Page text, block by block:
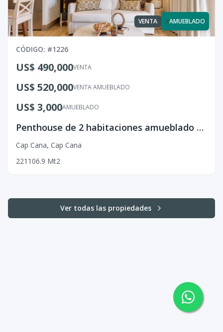
VENTA xAMUEBLADO
CÓDIGO: #1226
VENTA
US$ 490,000
VENTA AMUEBLADO
US$ 520,000
AMUEBLADO
US$ 3,000
Penthouse de 2 habitaciones amueblado en Cap Cana
Cap Cana, Cap Cana
221 106.9 Mt2
Ver todas las propiedades